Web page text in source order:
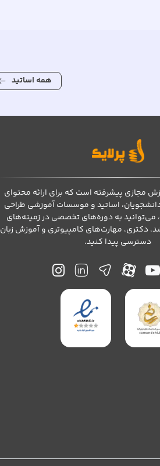
همه اساتید
مجازی پیشرفته است که برای ارائه محتوای
اساتید و موسسات آموزشی طراحی
می‌توانید به دوره‌های تخصصی در زمینه‌های
دکتری، مهارت‌های کامپیوتری و آموزش زبان
دسترسی پیدا کنید.